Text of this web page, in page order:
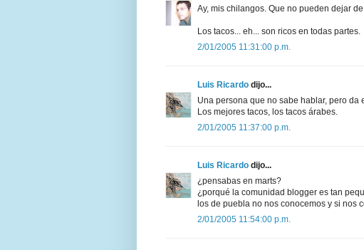
Ay, mis chilangos. Que no pueden dejar
Los tacos... eh... son ricos en todas partes.
2/01/2005 11:31:00 p.m.
Luis Ricardo dijo...
Una persona que no sabe hablar, pero da
Los mejores tacos, los tacos árabes.
2/01/2005 11:37:00 p.m.
Luis Ricardo dijo...
¿pensabas en marts?
¿porqué la comunidad blogger es tan
los de puebla no nos conocemos y si nos
2/01/2005 11:54:00 p.m.